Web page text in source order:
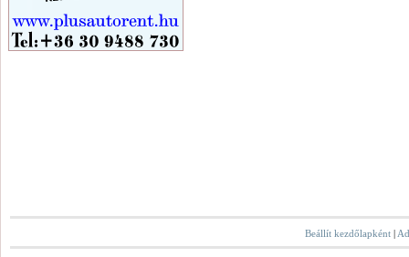
Beállít kezdőlapként |